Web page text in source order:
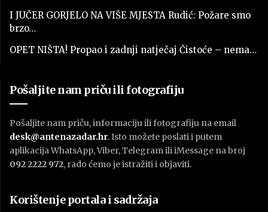
I JUČER GORJELO NA VIŠE MJESTA Rudić: Požare smo
brzo…
OPET NIŠTA! Propao i zadnji natječaj Čistoće – nema…
Pošaljite nam priču ili fotografiju
Pošaljite nam priču, informaciju ili fotografiju na email
desk@antenazadar.hr. Isto možete poslati i putem
aplikacija WhatsApp, Viber, Telegram ili iMessage na broj
092 2222 972, rado ćemo je istražiti i objaviti.
Korištenje portala i sadržaja